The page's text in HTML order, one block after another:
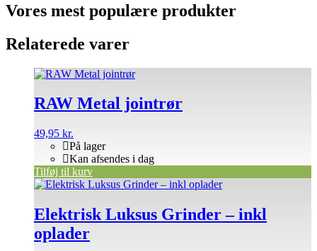
Vores mest populære produkter
Relaterede varer
RAW Metal jointrør
49,95 kr.
På lager
Kan afsendes i dag
Tilføj til kurv
Elektrisk Luksus Grinder – inkl
oplader